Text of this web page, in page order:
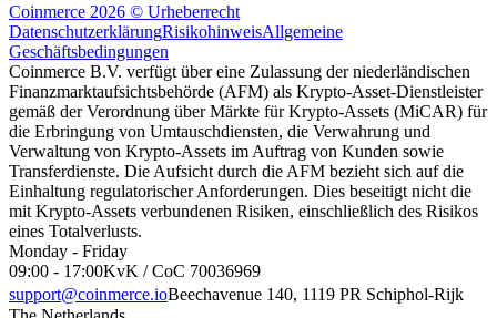
Coinmerce 2026 © Urheberrecht
DatenschutzerklärungRisikohinweisAllgemeine
Geschäftsbedingungen
Coinmerce B.V. verfügt über eine Zulassung der niederländischen
Finanzmarktaufsichtsbehörde (AFM) als Krypto-Asset-Dienstleister
gemäß der Verordnung über Märkte für Krypto-Assets (MiCAR) für
die Erbringung von Umtauschdiensten, die Verwahrung und
Verwaltung von Krypto-Assets im Auftrag von Kunden sowie
Transferdienste. Die Aufsicht durch die AFM bezieht sich auf die
Einhaltung regulatorischer Anforderungen. Dies beseitigt nicht die
mit Krypto-Assets verbundenen Risiken, einschließlich des Risikos
eines Totalverlusts.
Monday - Friday
09:00 - 17:00KvK / CoC 70036969
support@coinmerce.ioBeechavenue 140, 1119 PR Schiphol-Rijk